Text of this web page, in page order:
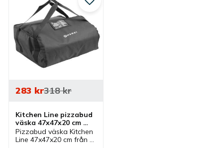
till i favoriter
Kitchen Line pizzabud
väska 47x47x20 cm
svart
Pizzabud väska Kitchen
Line 47x47x20 cm från
283 kr318kr
Lägg till i favoriter